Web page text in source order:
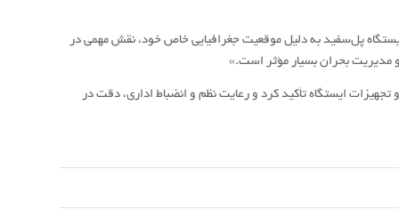
پل‌سفید به دلیل موقعیت جغرافیایی خاص خود، نقش مهمی در
مدیریت بحران بسیار مؤثر است.»
ایستگاه تأکید کرد و رعایت نظم و انضباط اداری، دقت در